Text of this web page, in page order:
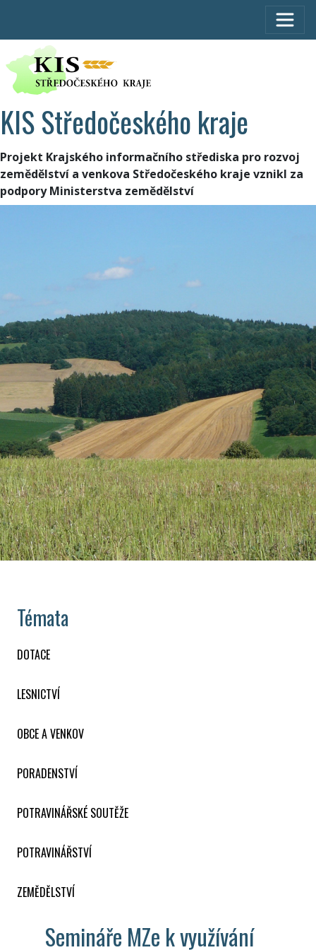
KIS Středočeského kraje
Projekt Krajského informačního střediska pro rozvoj
zemědělství a venkova Středočeského kraje vznikl za
podpory Ministerstva zemědělství
Témata
DOTACE
LESNICTVÍ
OBCE A VENKOV
PORADENSTVÍ
POTRAVINÁŘSKÉ SOUTĚŽE
POTRAVINÁŘSTVÍ
ZEMĚDĚLSTVÍ
Semináře MZe k využívání